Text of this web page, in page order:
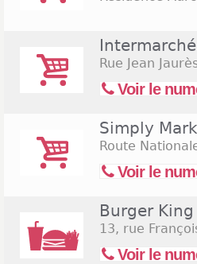
Rue Jean
Voir le
Simply
Route
Voir le
Burger
13, rue
Voir le